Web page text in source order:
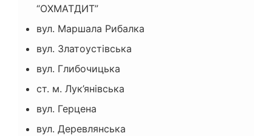
“ОХМАТДИТ”
вул. Маршала Рибалка
вул. Златоустiвська
вул. Глибочицька
ст. м. Лук’янівська
вул. Герцена
вул. Деревлянська